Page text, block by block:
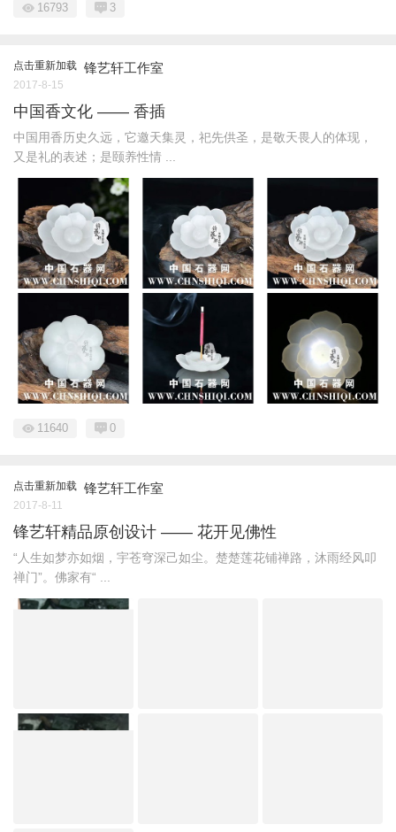
16793 3
点击重新加载 锋艺轩工作室
2017-8-15
中国香文化 —— 香插
中国用香历史久远，它邀天集灵，祀先供圣，是敬天畏人的体现，
又是礼的表述；是颐养性情 ...
11640 0
点击重新加载 锋艺轩工作室
2017-8-11
锋艺轩精品原创设计 —— 花开见佛性
“人生如梦亦如烟，宇苍穹深己如尘。楚楚莲花铺禅路，沐雨经风叩
禅门”。佛家有“ ...